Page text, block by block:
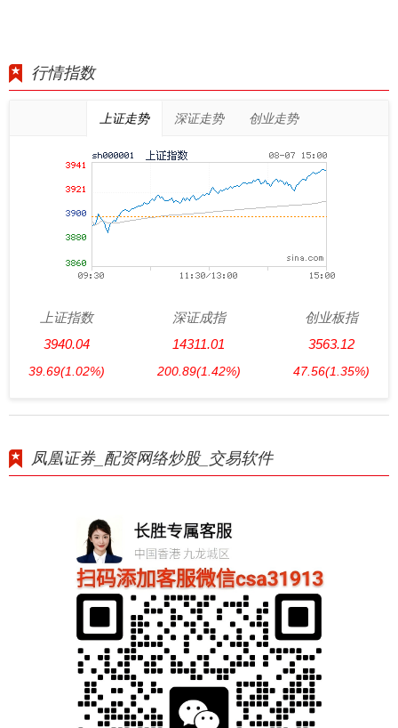
行情指数
上证走势 深证走势 创业走势
上证指数
3940.04
39.69(1.02%)
深证成指
14311.01
200.89(1.42%)
创业板指
3563.12
47.56(1.35%)
凤凰证券_配资网络炒股_交易软件